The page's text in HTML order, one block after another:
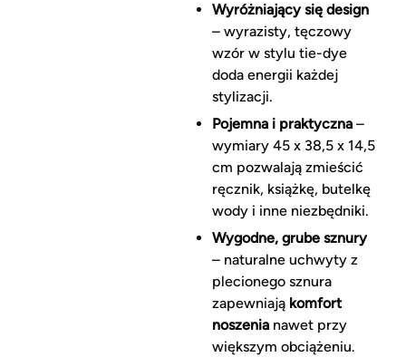
Wyróżniający się design
– wyrazisty, tęczowy
wzór w stylu tie-dye
doda energii każdej
stylizacji.
Pojemna i praktyczna–
wymiary 45 x 38,5 x 14,5
cm pozwalają zmieścić
ręcznik, książkę, butelkę
wody i inne niezbędniki.
Wygodne, grube sznury
– naturalne uchwyty z
plecionego sznura
zapewniają komfort
noszenianawet przy
większym obciążeniu.